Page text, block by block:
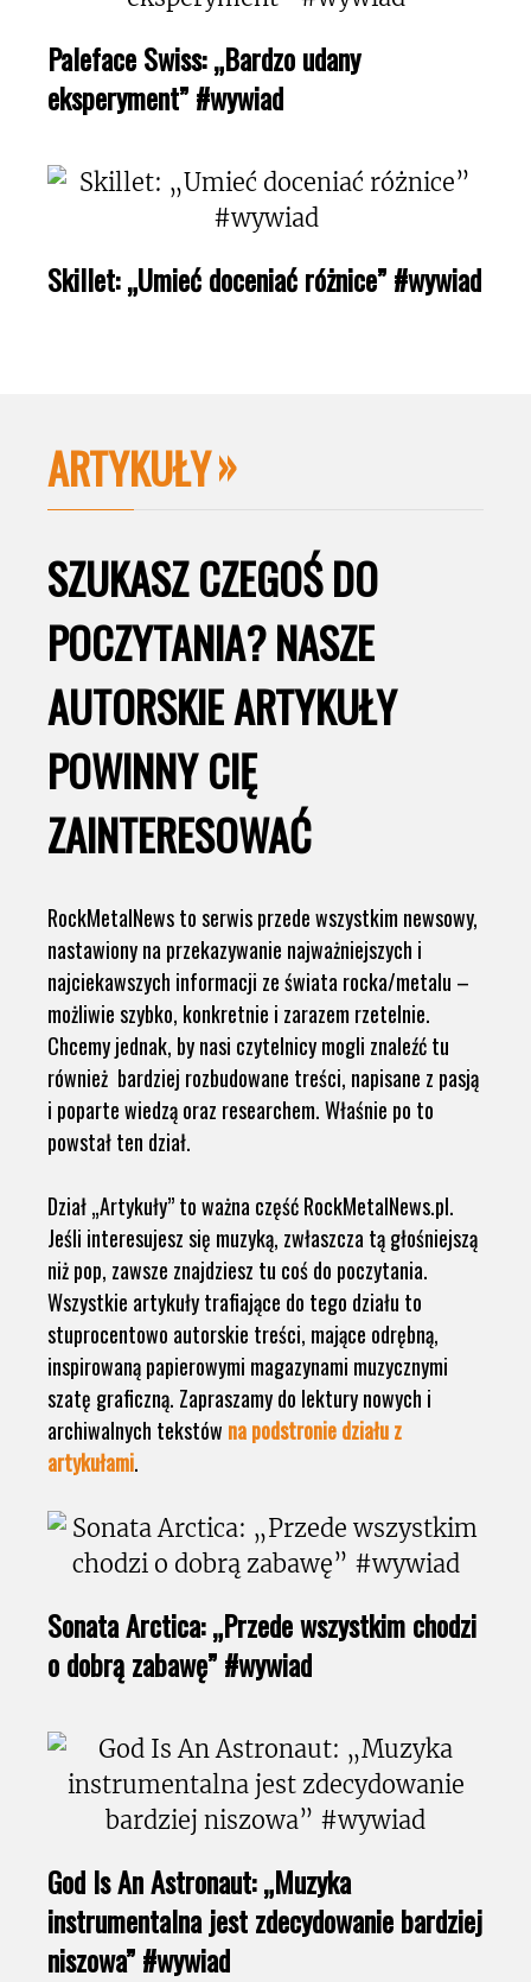
Paleface Swiss: „Bardzo udany
eksperyment” #wywiad
Skillet: „Umieć doceniać różnice” #wywiad
ARTYKUŁY
SZUKASZ CZEGOŚ DO
POCZYTANIA? NASZE
AUTORSKIE ARTYKUŁY
POWINNY CIĘ
ZAINTERESOWAĆ
RockMetalNews to serwis przede wszystkim newsowy,
nastawiony na przekazywanie najważniejszych i
najciekawszych informacji ze świata rocka/metalu –
możliwie szybko, konkretnie i zarazem rzetelnie.
Chcemy jednak, by nasi czytelnicy mogli znaleźć tu
również bardziej rozbudowane treści, napisane z pasją
i poparte wiedzą oraz researchem. Właśnie po to
powstał ten dział.
Dział „Artykuły” to ważna część RockMetalNews.pl.
Jeśli interesujesz się muzyką, zwłaszcza tą głośniejszą
niż pop, zawsze znajdziesz tu coś do poczytania.
Wszystkie artykuły trafiające do tego działu to
stuprocentowo autorskie treści, mające odrębną,
inspirowaną papierowymi magazynami muzycznymi
szatę graficzną. Zapraszamy do lektury nowych i
archiwalnych tekstów na podstronie działu z
artykułami.
Sonata Arctica: „Przede wszystkim chodzi
o dobrą zabawę” #wywiad
God Is An Astronaut: „Muzyka
instrumentalna jest zdecydowanie bardziej
niszowa” #wywiad